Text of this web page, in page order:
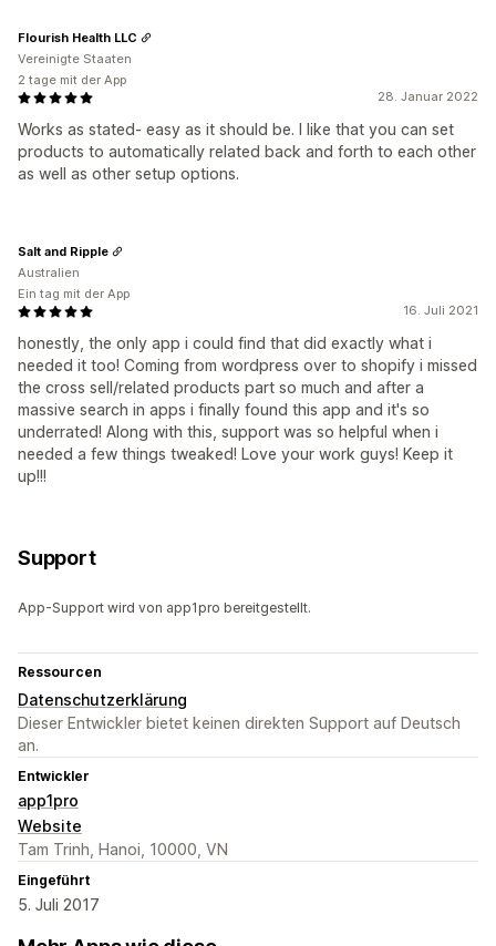
28. Januar 2022
Works as stated- easy as it should be. I like that you can set
products to automatically related back and forth to each other
as well as other setup options.
Flourish Health LLC
Vereinigte Staaten
2 tage mit der App
16. Juli 2021
honestly, the only app i could find that did exactly what i
needed it too! Coming from wordpress over to shopify i missed
the cross sell/related products part so much and after a
massive search in apps i finally found this app and it's so
underrated! Along with this, support was so helpful when i
needed a few things tweaked! Love your work guys! Keep it
up!!!
Salt and Ripple
Australien
Ein tag mit der App
Support
App-Support wird von app1pro bereitgestellt.
Ressourcen
Datenschutzerklärung
Dieser Entwickler bietet keinen direkten Support auf Deutsch
an.
Entwickler
app1pro
Website
Tam Trinh, Hanoi, 10000, VN
Eingeführt
5. Juli 2017